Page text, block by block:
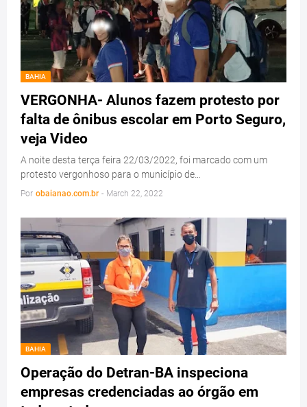
BAHIA
VERGONHA- Alunos fazem protesto por
falta de ônibus escolar em Porto Seguro,
veja Video
A noite desta terça feira 22/03/2022, foi marcado com um
protesto vergonhoso para o município de…
Por obaianao.com.br - March 22, 2022
BAHIA
Operação do Detran-BA inspeciona
empresas credenciadas ao órgão em